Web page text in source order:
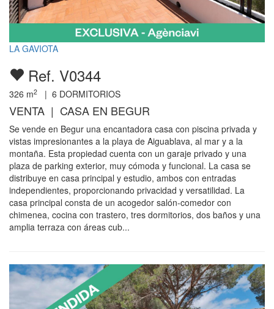
LA GAVIOTA
Ref. V0344
326 m2 | 6 DORMITORIOS
VENTA | CASA EN BEGUR
Se vende en Begur una encantadora casa con piscina privada y
vistas impresionantes a la playa de Aiguablava, al mar y a la
montaña. Esta propiedad cuenta con un garaje privado y una
plaza de parking exterior, muy cómoda y funcional. La casa se
distribuye en casa principal y estudio, ambos con entradas
independientes, proporcionando privacidad y versatilidad. La
casa principal consta de un acogedor salón-comedor con
chimenea, cocina con trastero, tres dormitorios, dos baños y una
amplia terraza con áreas cub...